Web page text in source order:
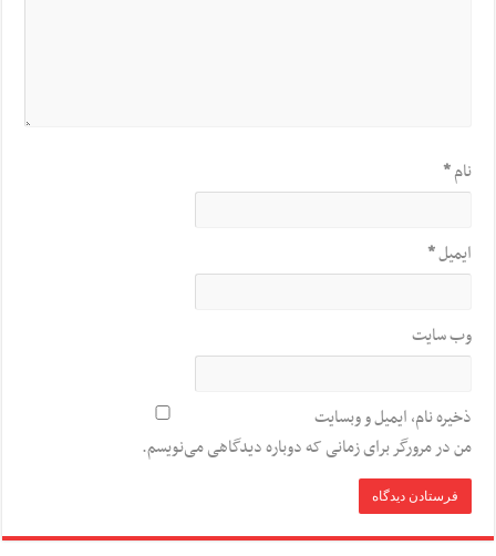
نام*
ایمیل*
وب‌ سایت
ذخیره نام، ایمیل و وبسایت
من در مرورگر برای زمانی که دوباره دیدگاهی می‌نویسم.